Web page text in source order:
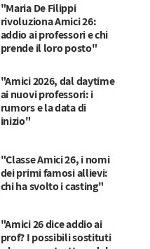
"Maria De Filippi
rivoluziona Amici 26:
addio ai professori e chi
prende il loro posto"
"Amici 2026, dal daytime
ai nuovi professori: i
rumors e la data di
inizio"
"Classe Amici 26, i nomi
dei primi famosi allievi:
chi ha svolto i casting"
"Amici 26 dice addio ai
prof? I possibili sostituti